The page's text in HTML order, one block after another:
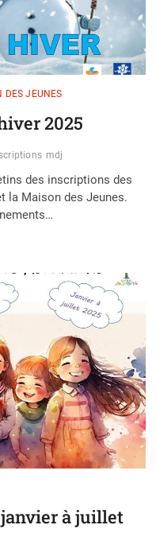
DES JEUNES
2025
mdj
des inscriptions des
la Maison des Jeunes.
à juillet